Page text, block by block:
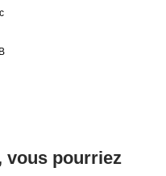
vous pourriez